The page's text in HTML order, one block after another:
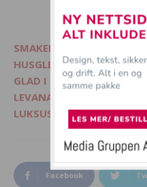
SMAKELIG - Mat, interiør
HUSGLEDE.NO - Finn
GLAD I DYR? - Besøk
LEVANA.NO -
LUKSUSFERIE.NO - Ferie
Facebook